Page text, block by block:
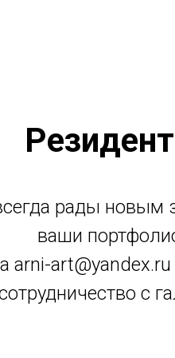
рады новым
ваши
arni-
с